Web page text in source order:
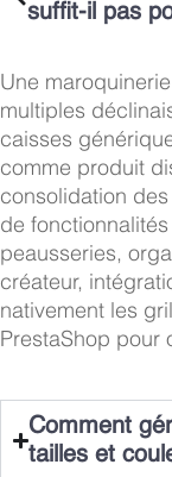
suffit-il pas
Une
multiples
caisses
comme produit
consolidation
de
peausseries,
créateur,
nativement les
PrestaShop pour
Comment
tailles et